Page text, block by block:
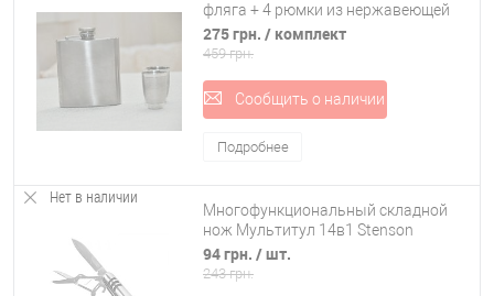
фляга + 4 рюмки из нержавеющей
стали Stenson (R86716)
275 грн. / комплект
459 грн.
Сообщить о наличии
Подробнее
Нет в наличии
Многофункциональный складной
нож Мультитул 14в1 Stenson
(R87539/R16617)
94 грн. / шт.
243 грн.